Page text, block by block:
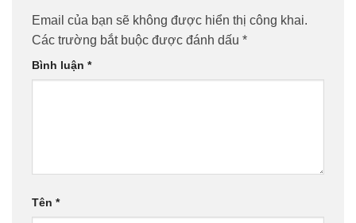
Email của bạn sẽ không được hiển thị công khai.
Các trường bắt buộc được đánh dấu *
Bình luận *
Tên *